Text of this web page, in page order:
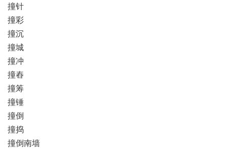
撞针
撞彩
撞沉
撞城
撞冲
撞舂
撞筹
撞锤
撞倒
撞捣
撞倒南墙